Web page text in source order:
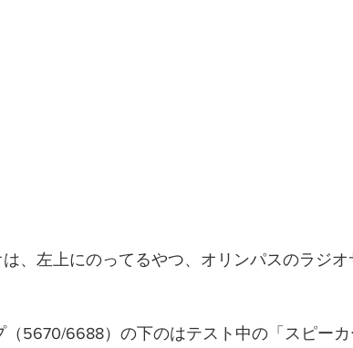
（5670/6688）の下のはテスト中の「スピー